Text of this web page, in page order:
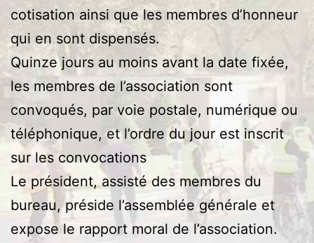
cotisation ainsi que les membres d’honneur
qui en sont dispensés.
Quinze jours au moins avant la date fixée,
les membres de l’association sont
convoqués, par voie postale, numérique ou
téléphonique, et l’ordre du jour est inscrit
sur les convocations
Le président, assisté des membres du
bureau, préside l’assemblée générale et
expose le rapport moral de l’association.